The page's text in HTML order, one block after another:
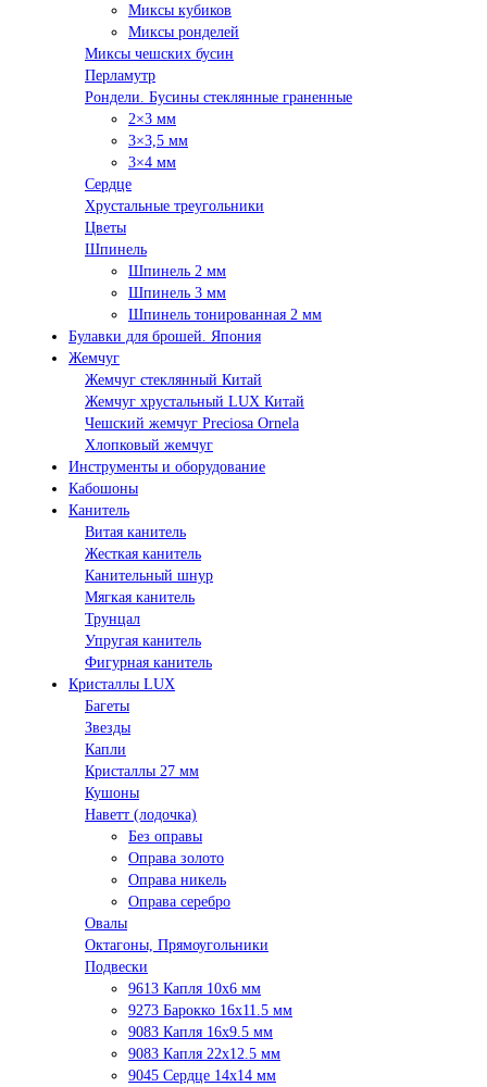
Миксы кубиков
Миксы ронделей
Миксы чешских бусин
Перламутр
Рондели. Бусины стеклянные граненные
2×3 мм
3×3,5 мм
3×4 мм
Сердце
Хрустальные треугольники
Цветы
Шпинель
Шпинель 2 мм
Шпинель 3 мм
Шпинель тонированная 2 мм
Булавки для брошей. Япония
Жемчуг
Жемчуг стеклянный Китай
Жемчуг хрустальный LUX Китай
Чешский жемчуг Preciosa Ornela
Хлопковый жемчуг
Инструменты и оборудование
Кабошоны
Канитель
Витая канитель
Жесткая канитель
Канительный шнур
Мягкая канитель
Трунцал
Упругая канитель
Фигурная канитель
Кристаллы LUX
Багеты
Звезды
Капли
Кристаллы 27 мм
Кушоны
Наветт (лодочка)
Без оправы
Оправа золото
Оправа никель
Оправа серебро
Овалы
Октагоны, Прямоугольники
Подвески
9613 Капля 10х6 мм
9273 Барокко 16x11.5 мм
9083 Капля 16x9.5 мм
9083 Капля 22x12.5 мм
9045 Сердце 14х14 мм